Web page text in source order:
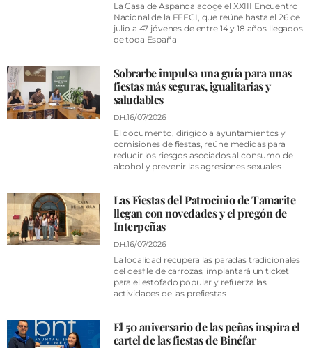
La Casa de Aspanoa acoge el XXIII Encuentro
Nacional de la FEFCI, que reúne hasta el 26 de
julio a 47 jóvenes de entre 14 y 18 años llegados
de toda España
Sobrarbe impulsa una guía para unas
fiestas más seguras, igualitarias y
saludables
D.H.16/07/2026
El documento, dirigido a ayuntamientos y
comisiones de fiestas, reúne medidas para
reducir los riesgos asociados al consumo de
alcohol y prevenir las agresiones sexuales
Las Fiestas del Patrocinio de Tamarite
llegan con novedades y el pregón de
Interpeñas
D.H.16/07/2026
La localidad recupera las paradas tradicionales
del desfile de carrozas, implantará un ticket
para el estofado popular y refuerza las
actividades de las prefiestas
El 50 aniversario de las peñas inspira el
cartel de las fiestas de Binéfar